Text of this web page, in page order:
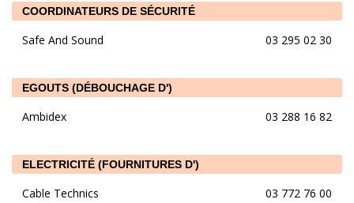
COORDINATEURS DE SÉCURITÉ
Safe And Sound 03 295 02 30
EGOUTS (DÉBOUCHAGE D')
Ambidex 03 288 16 82
ELECTRICITÉ (FOURNITURES D')
Cable Technics
03 772 76 00